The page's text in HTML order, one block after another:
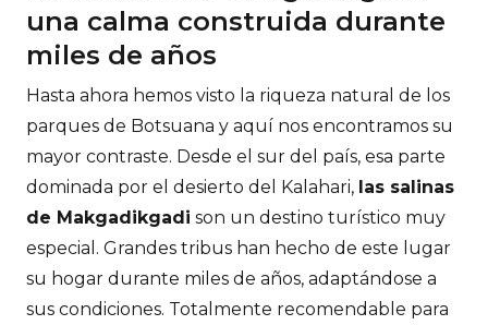
una calma construida durante
miles de años
Hasta ahora hemos visto la riqueza natural de los
parques de Botsuana y aquí nos encontramos su
mayor contraste. Desde el sur del país, esa parte
dominada por el desierto del Kalahari, las salinas
de Makgadikgadi son un destino turístico muy
especial. Grandes tribus han hecho de este lugar
su hogar durante miles de años, adaptándose a
sus condiciones. Totalmente recomendable para